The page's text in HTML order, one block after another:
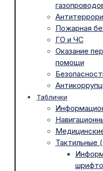
Пожарная
ГО и ЧС
Оказание
помощи
Таблички
Тактильные